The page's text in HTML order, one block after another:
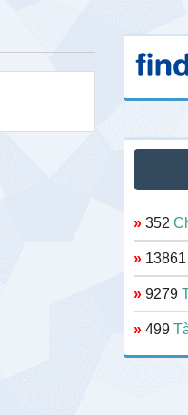
» 352
» 13861
» 9279
» 499